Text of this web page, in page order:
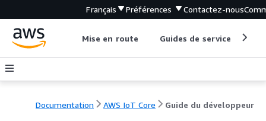
Français Préférences Contactez-nous
Mise en route Guides de service
Documentation AWS IoT Core Guide du développeur